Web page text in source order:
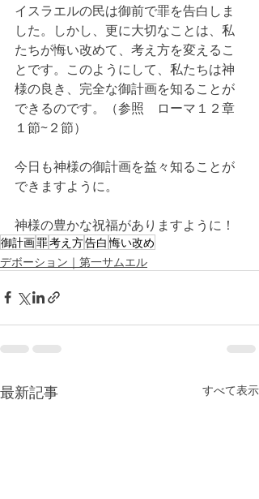
イスラエルの民は御前で罪を告白しま
した。しかし、更に大切なことは、私
たちが悔い改めて、考え方を変えるこ
とです。このようにして、私たちは神
様の良き、完全な御計画を知ることが
できるのです。（参照　ローマ１２章
１節~２節）
今日も神様の御計画を益々知ることが
できますように。
神様の豊かな祝福がありますように！
御計画罪考え方告白 悔い改め
デボーション｜第一サムエル
最新記事 すべて表示